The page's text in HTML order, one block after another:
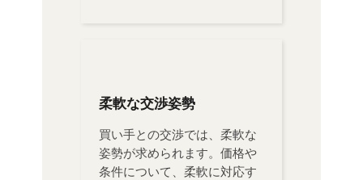
柔軟な交渉姿勢
買い手との交渉では、柔軟な
姿勢が求められます。価格や
条件について、柔軟に対応す